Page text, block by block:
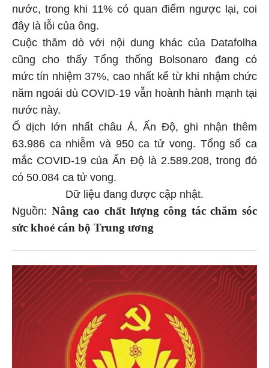
nước, trong khi 11% có quan điểm ngược lại, coi
đây là lỗi của ông.
Cuộc thăm dò với nội dung khác của Datafolha
cũng cho thấy Tổng thống Bolsonaro đang có
mức tín nhiệm 37%, cao nhất kể từ khi nhậm chức
năm ngoái dù COVID-19 vẫn hoành hành mạnh tại
nước này.
Ổ dịch lớn nhất châu Á, Ấn Độ, ghi nhận thêm
63.986 ca nhiễm và 950 ca tử vong. Tổng số ca
mắc COVID-19 của Ấn Độ là 2.589.208, trong đó
có 50.084 ca tử vong.
Dữ liệu đang được cập nhật.
Nguồn: Nâng cao chất lượng công tác chăm sóc
sức khoẻ cán bộ Trung ương